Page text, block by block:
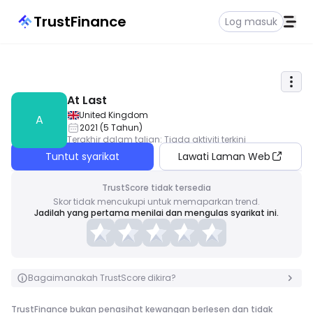
TrustFinance Log masuk
A
At Last
United Kingdom
2021 (5 Tahun)
Terakhir dalam talian: Tiada aktiviti terkini
Tuntut syarikat Lawati Laman Web
TrustScore tidak tersedia
Skor tidak mencukupi untuk memaparkan trend.
Jadilah yang pertama menilai dan mengulas syarikat ini.
Bagaimanakah TrustScore dikira?
TrustFinance bukan penasihat kewangan berlesen dan tidak